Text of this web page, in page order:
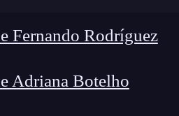
Fernando Rodríguez
Adriana Botelho